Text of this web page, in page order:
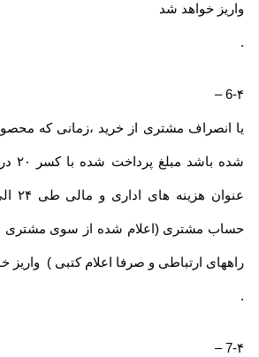
واریز خواهد شد
.
6-۴–
یا انصراف مشتری از خرید ،زمانی که
شده
حساب مشتری (اعلام شده از سوی مشتری
راههای ارتباطی و صرفا اعلام کتبی ) واریز
.
7-۴–